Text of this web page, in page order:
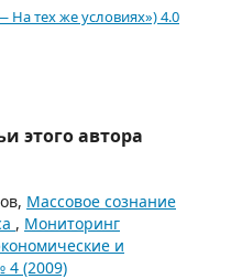
тех же условиях») 4.0
этого автора
Массовое сознание
, Мониторинг
и
(2009)